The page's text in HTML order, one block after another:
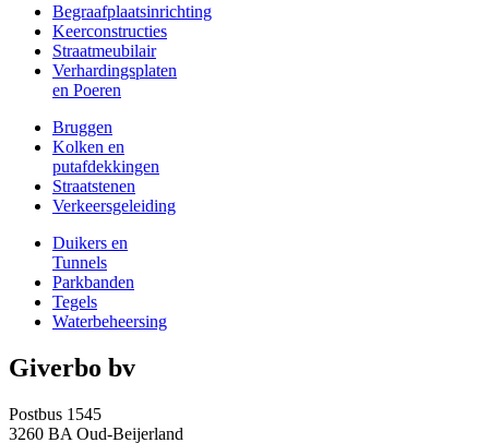
Begraafplaatsinrichting
Keerconstructies
Straatmeubilair
Verhardingsplaten
en Poeren
Bruggen
Kolken en
putafdekkingen
Straatstenen
Verkeersgeleiding
Duikers en
Tunnels
Parkbanden
Tegels
Waterbeheersing
Giverbo bv
Postbus 1545
3260 BA Oud-Beijerland